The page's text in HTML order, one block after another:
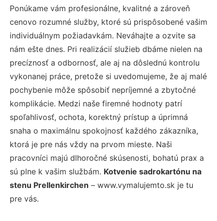
Ponúkame vám profesionálne, kvalitné a zároveň
cenovo rozumné služby, ktoré sú prispôsobené vašim
individuálnym požiadavkám. Neváhajte a ozvite sa
nám ešte dnes. Pri realizácií služieb dbáme nielen na
precíznosť a odbornosť, ale aj na dôslednú kontrolu
vykonanej práce, pretože si uvedomujeme, že aj malé
pochybenie môže spôsobiť nepríjemné a zbytočné
komplikácie. Medzi naše firemné hodnoty patrí
spoľahlivosť, ochota, korektný prístup a úprimná
snaha o maximálnu spokojnosť každého zákazníka,
ktorá je pre nás vždy na prvom mieste. Naši
pracovníci majú dlhoročné skúsenosti, bohatú prax a
sú plne k vašim službám. Kotvenie sadrokartónu na
stenu Prellenkirchen – www.vymalujemto.sk je tu
pre vás.